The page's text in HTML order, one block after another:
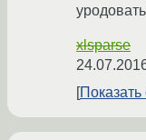
xlsparse
Показать